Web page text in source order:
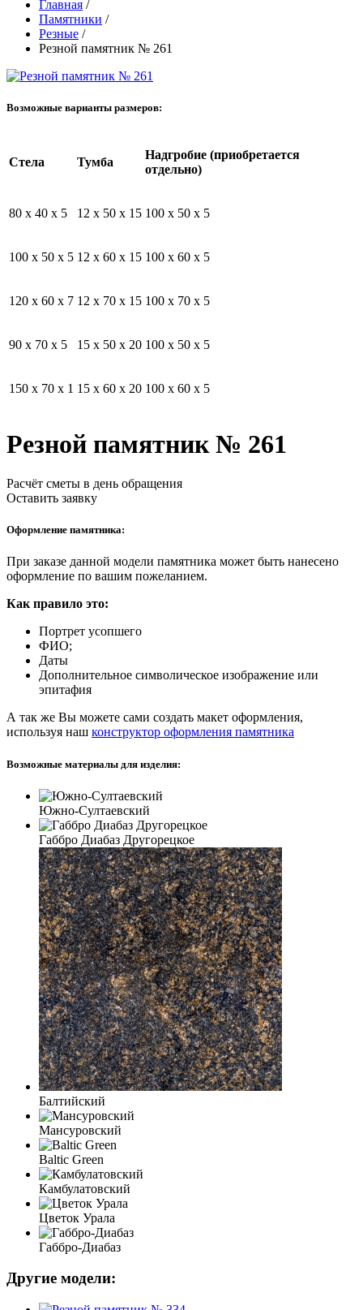
Главная /
Памятники /
Резные /
Резной памятник № 261
Возможные варианты размеров:
Стела Тумба
Надгробие (приобретается
отдельно)
80 x 40 x 5 12 x 50 x 15 100 x 50 x 5
100 x 50 x 5 12 x 60 x 15 100 x 60 x 5
120 x 60 x 7 12 x 70 x 15 100 x 70 x 5
90 x 70 x 5 15 x 50 x 20 100 x 50 x 5
150 x 70 x 1 15 x 60 x 20 100 x 60 x 5
Резной памятник № 261
Расчёт сметы в день обращения
Оставить заявку
Оформление памятника:
При заказе данной модели памятника может быть нанесено
оформление по вашим пожеланием.
Как правило это:
Портрет усопшего
ФИО;
Даты
Дополнительное символическое изображение или
эпитафия
А так же Вы можете сами создать макет оформления,
используя наш конструктор оформления памятника
Возможные материалы для изделия:
Южно-Султаевский
Габбро Диабаз Другорецкое
Балтийский
Мансуровский
Baltic Green
Камбулатовский
Цветок Урала
Габбро-Диабаз
Другие модели: